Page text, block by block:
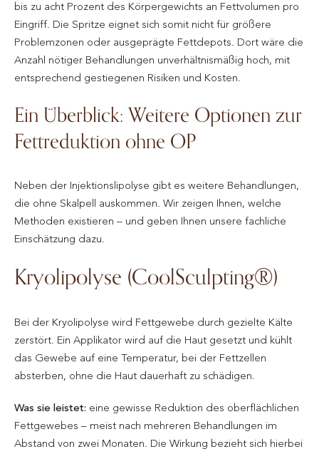
bis zu acht Prozent des Körpergewichts an Fettvolumen pro
Eingriff. Die Spritze eignet sich somit nicht für größere
Problemzonen oder ausgeprägte Fettdepots. Dort wäre die
Anzahl nötiger Behandlungen unverhältnismäßig hoch, mit
entsprechend gestiegenen Risiken und Kosten.
Ein Überblick: Weitere Optionen zur
Fettreduktion ohne OP
Neben der Injektionslipolyse gibt es weitere Behandlungen,
die ohne Skalpell auskommen. Wir zeigen Ihnen, welche
Methoden existieren – und geben Ihnen unsere fachliche
Einschätzung dazu.
Kryolipolyse (CoolSculpting®)
Bei der Kryolipolyse wird Fettgewebe durch gezielte Kälte
zerstört. Ein Applikator wird auf die Haut gesetzt und kühlt
das Gewebe auf eine Temperatur, bei der Fettzellen
absterben, ohne die Haut dauerhaft zu schädigen.
Was sie leistet: eine gewisse Reduktion des oberflächlichen
Fettgewebes – meist nach mehreren Behandlungen im
Abstand von zwei Monaten. Die Wirkung bezieht sich hierbei